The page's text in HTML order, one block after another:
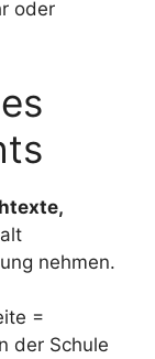
oder
nehmen.
=
der Schule